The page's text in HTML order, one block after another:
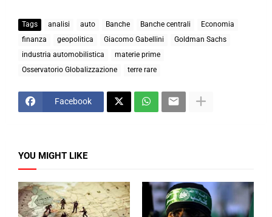
Tags analisi auto Banche Banche centrali
Economia
finanza
geopolitica Giacomo Gabellini
Goldman Sachs
industria automobilistica
materie prime
Osservatorio Globalizzazione
terre rare
Facebook
YOU MIGHT LIKE